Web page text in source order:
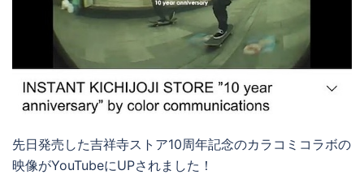
先日発売した吉祥寺ストア10周年記念のカラコミコラボの
映像がYouTubeにUPされました！